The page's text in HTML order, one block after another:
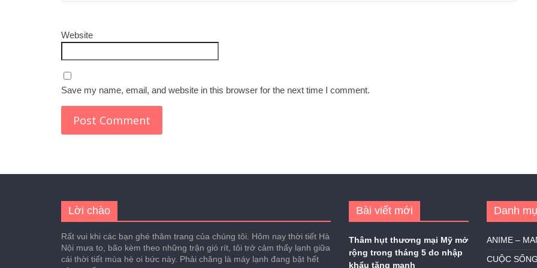
Website
Save my name, email, and website in this browser for the next time I comment.
Lời chào
Rất vui khi các bạn ghé thăm trang của chúng tôi. Hôm nay thời tiết Hà
Nội mưa to, bão kèm theo những trận gió rít, tôi trở cảm thấy lạnh giữa
cái thời tiết mùa hè oi bức này. Phải chăng là máy lạnh đang bật hết
Bài viết mới
Thâm hụt thương mại Mỹ mở
rộng trong tháng 5 do nhập
khẩu tăng mạnh
Danh
ANIME –
CUỘC SỐNG